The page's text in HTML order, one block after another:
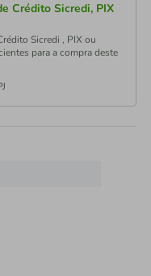
Crédito Sicredi, PIX
Sicredi , PIX ou
para a compra deste